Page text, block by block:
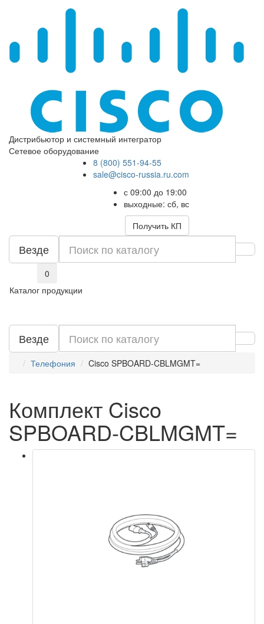
Дистрибьютор и системный интегратор
Сетевое оборудование
8 (800) 551-94-55
sale@cisco-russia.ru.com
с 09:00 до 19:00
выходные: сб, вс
Получить КП
Везде
0
Каталог продукции
Везде
Телефония Cisco SPBOARD-CBLMGMT=
Комплект Cisco
SPBOARD-CBLMGMT=